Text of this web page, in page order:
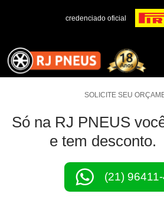
credenciado oficial
SOLICITE SEU
Só na RJ PNEUS
e tem desconto.
(21)